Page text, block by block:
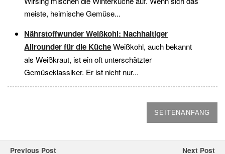
meiste, heimische Gemüse...
Nährstoffwunder Weißkohl: Nachhaltiger
Allrounder für die KücheWeißkohl, auch bekannt
als Weißkraut, ist ein oft unterschätzter
Gemüseklassiker. Er ist nicht nur...
SEITENANFANG
Previous Post Next Post